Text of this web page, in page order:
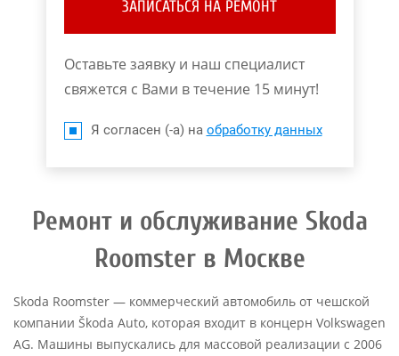
ЗАПИСАТЬСЯ НА РЕМОНТ
Оставьте заявку и наш специалист
свяжется с Вами в течение 15 минут!
Я согласен (-а) на обработку данных
Ремонт и обслуживание Skoda
Roomster в Москве
Skoda Roomster — коммерческий автомобиль от чешской
компании Škoda Auto, которая входит в концерн Volkswagen
AG. Машины выпускались для массовой реализации с 2006